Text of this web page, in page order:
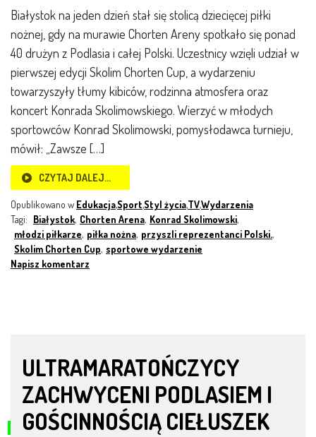
Białystok na jeden dzień stał się stolicą dziecięcej piłki
nożnej, gdy na murawie Chorten Areny spotkało się ponad
40 drużyn z Podlasia i całej Polski. Uczestnicy wzięli udział w
pierwszej edycji Skolim Chorten Cup, a wydarzeniu
towarzyszyły tłumy kibiców, rodzinna atmosfera oraz
koncert Konrada Skolimowskiego. Wierzyć w młodych
sportowców Konrad Skolimowski, pomysłodawca turnieju,
mówił: „Zawsze […]
CZYTAJ DALEJ…
Opublikowano w Edukacja,Sport,Styl życia,TV,Wydarzenia
Tagi: Białystok, Chorten Arena, Konrad Skolimowski,
młodzi piłkarze, piłka nożna, przyszli reprezentanci Polski.,
Skolim Chorten Cup, sportowe wydarzenie
Napisz komentarz
ULTRAMARATOŃCZYCY
ZACHWYCENI PODLASIEM I
GOŚCINNOŚCIĄ CIEŁUSZEK